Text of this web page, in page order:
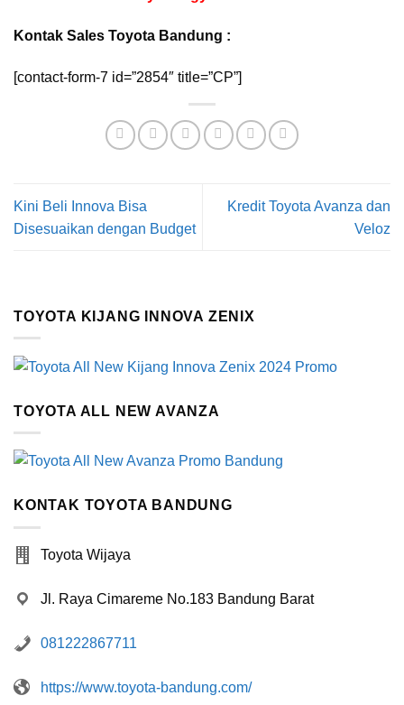
Kontak Sales Toyota Bandung :
[contact-form-7 id=”2854″ title=”CP”]
Kini Beli Innova Bisa
Disesuaikan dengan Budget
Kredit Toyota Avanza dan
Veloz
TOYOTA KIJANG INNOVA ZENIX
TOYOTA ALL NEW AVANZA
KONTAK TOYOTA BANDUNG
Toyota Wijaya
Jl. Raya Cimareme No.183 Bandung Barat
081222867711
https://www.toyota-bandung.com/